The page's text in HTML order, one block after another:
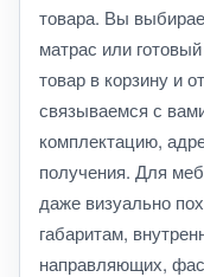
товара. Вы
матрас или
товар в корзину и
связываемся с
комплектацию,
получения. Для
даже визуально
габаритам,
направляющих,